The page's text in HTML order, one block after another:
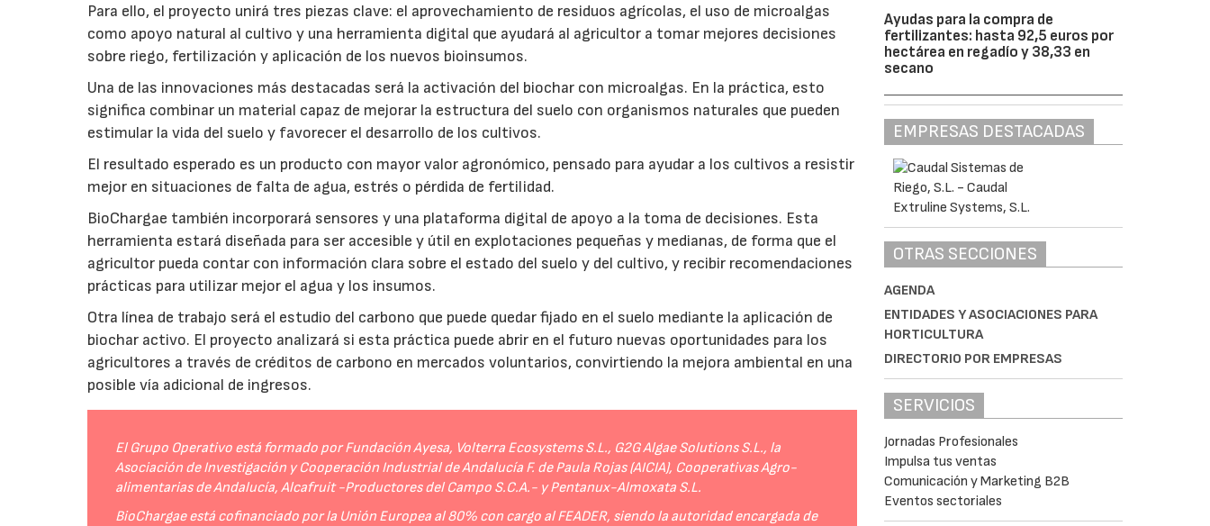
Para ello, el proyecto unirá tres piezas clave: el aprovechamiento de residuos agrícolas, el uso de microalgas
como apoyo natural al cultivo y una herramienta digital que ayudará al agricultor a tomar mejores decisiones
sobre riego, fertilización y aplicación de los nuevos bioinsumos.
Una de las innovaciones más destacadas será la activación del biochar con microalgas. En la práctica, esto
significa combinar un material capaz de mejorar la estructura del suelo con organismos naturales que pueden
estimular la vida del suelo y favorecer el desarrollo de los cultivos.
El resultado esperado es un producto con mayor valor agronómico, pensado para ayudar a los cultivos a resistir
mejor en situaciones de falta de agua, estrés o pérdida de fertilidad.
BioChargae también incorporará sensores y una plataforma digital de apoyo a la toma de decisiones. Esta
herramienta estará diseñada para ser accesible y útil en explotaciones pequeñas y medianas, de forma que el
agricultor pueda contar con información clara sobre el estado del suelo y del cultivo, y recibir recomendaciones
prácticas para utilizar mejor el agua y los insumos.
Otra línea de trabajo será el estudio del carbono que puede quedar fijado en el suelo mediante la aplicación de
biochar activo. El proyecto analizará si esta práctica puede abrir en el futuro nuevas oportunidades para los
agricultores a través de créditos de carbono en mercados voluntarios, convirtiendo la mejora ambiental en una
posible vía adicional de ingresos.
El Grupo Operativo está formado por Fundación Ayesa, Volterra Ecosystems S.L., G2G Algae Solutions S.L., la
Asociación de Investigación y Cooperación Industrial de Andalucía F. de Paula Rojas (AICIA), Cooperativas Agro-
alimentarias de Andalucía, Alcafruit -Productores del Campo S.C.A.- y Pentanux-Almoxata S.L.
BioChargae está cofinanciado por la Unión Europea al 80% con cargo al FEADER, siendo la autoridad encargada de
Ayudas para la compra de
fertilizantes: hasta 92,5 euros por
hectárea en regadío y 38,33 en
secano
EMPRESAS DESTACADAS
OTRAS SECCIONES
AGENDA
ENTIDADES Y ASOCIACIONES PARA
HORTICULTURA
DIRECTORIO POR EMPRESAS
SERVICIOS
Jornadas Profesionales
Impulsa tus ventas
Comunicación y Marketing B2B
Eventos sectoriales